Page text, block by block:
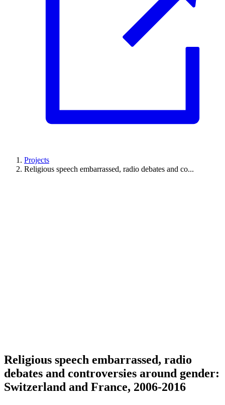
Projects
Religious speech embarrassed, radio debates and co...
Religious speech embarrassed, radio
debates and controversies around gender:
Switzerland and France, 2006-2016